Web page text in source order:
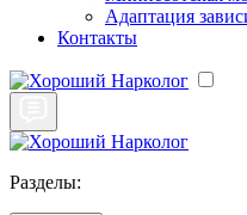
Адаптация
Контакты
Разделы: